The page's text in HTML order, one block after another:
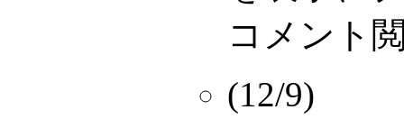
コメント
(12/9)